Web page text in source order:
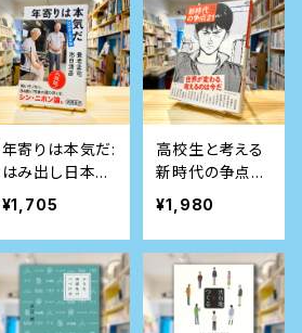
に
年寄りは本気だ:
はみ出し日本論
(新潮選書)
¥1,705
高校生と考える
新時代の争点21
(桐光学園大学
訪問授業)
¥1,980